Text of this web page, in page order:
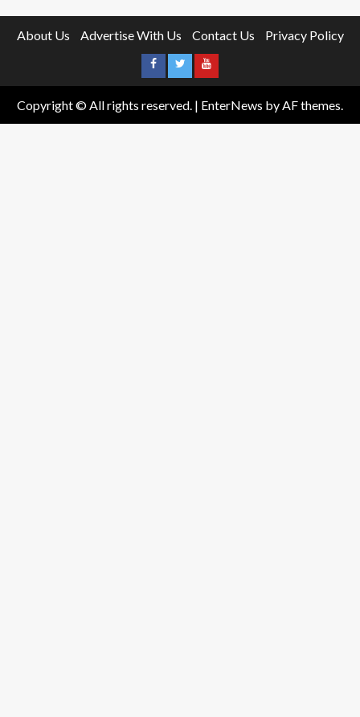
About Us Advertise With Us Contact Us Privacy Policy
Copyright © All rights reserved. | EnterNews by AF themes.